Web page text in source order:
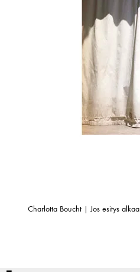
Charlotta Boucht | Jos esitys alkaa